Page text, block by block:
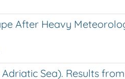
After Heavy
Sea). Results